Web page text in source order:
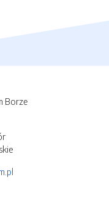
Borze